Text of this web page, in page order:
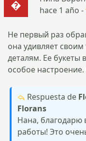
hace 1 año -
Не первый раз
она удивляет
деталям. Ее букеты
особое
Respuesta de
Florans
Нана, благодарю
работы! Это